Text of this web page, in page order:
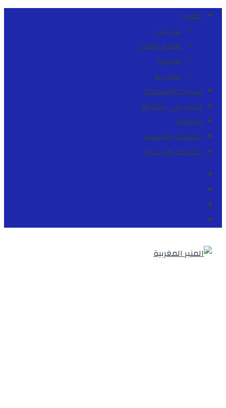
المنبر
من نحن
طاقم العمل
ميثاقنا
اتصل بنا
شروط الإستخدام
للنشر في الموقع
للإشهار
النسخة الفرنسية
النسخة الإنجليزية